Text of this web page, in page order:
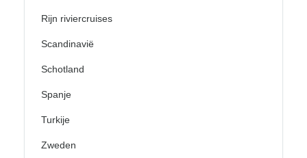
Rijn riviercruises
Scandinavië
Schotland
Spanje
Turkije
Zweden